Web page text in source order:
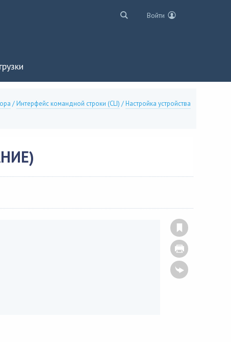
Войти
/Интерфейс командной строки (CLI) /Настройка устройства